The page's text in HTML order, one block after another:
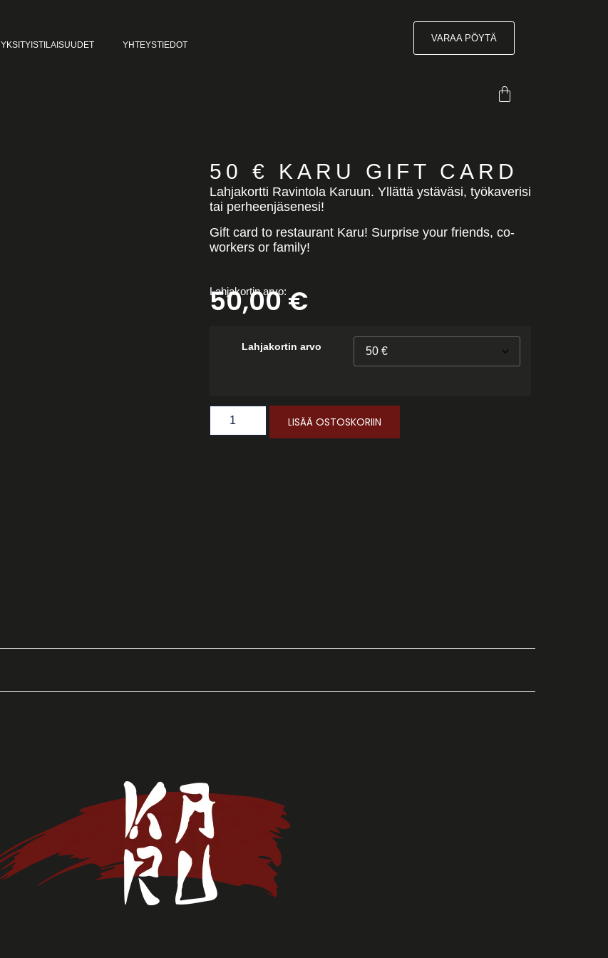
YKSITYISTILAISUUDET YHTEYSTIEDOT
VARAA PÖYTÄ
50 € KARU GIFT CARD
Lahjakortti Ravintola Karuun. Yllättä ystäväsi, työkaverisi
tai perheenjäsenesi!
Gift card to restaurant Karu! Surprise your friends, co-
workers or family!
Lahjakortin arvo:
50,00€
Lahjakortin arvo
LISÄÄ OSTOSKORIIN